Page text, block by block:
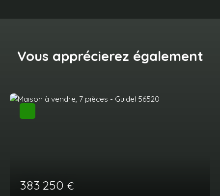
Vous apprécierez également
383 250 €